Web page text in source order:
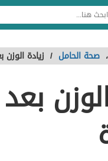
، صحة الحامل / زيادة الوزن
بعد